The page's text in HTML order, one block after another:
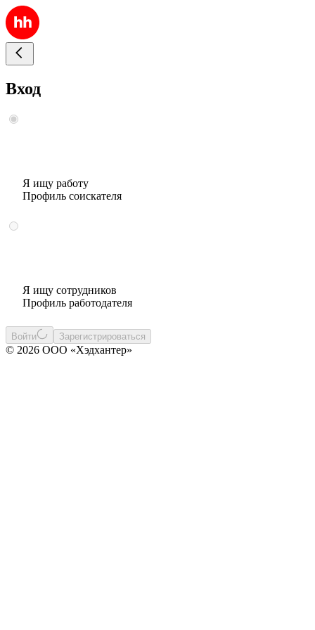
Вход
Я ищу работу
Профиль соискателя
Я ищу сотрудников
Профиль работодателя
Войти Зарегистрироваться
© 2026 ООО «Хэдхантер»